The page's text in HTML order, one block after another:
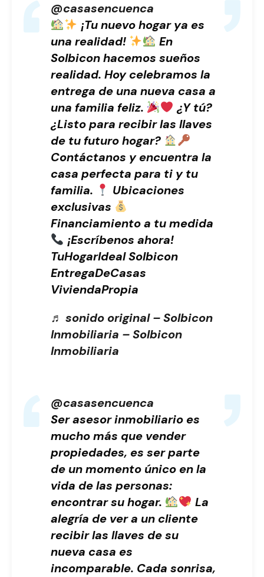
@casasencuenca
¡Tu nuevo hogar ya es
una realidad!
En
Solbicon hacemos sueños
realidad. Hoy celebramos la
entrega de una nueva casa a
una familia feliz.
¿Y tú?
¿Listo para recibir las llaves
de tu futuro hogar?
Contáctanos y encuentra la
casa perfecta para ti y tu
familia.
Ubicaciones
exclusivas
Financiamiento a tu medida
¡Escríbenos ahora!
TuHogarIdeal Solbicon
EntregaDeCasas
ViviendaPropia
♬ sonido original – Solbicon
Inmobiliaria – Solbicon
Inmobiliaria
@casasencuenca
Ser asesor inmobiliario es
mucho más que vender
propiedades, es ser parte
de un momento único en la
vida de las personas:
encontrar su hogar.
La
alegría de ver a un cliente
recibir las llaves de su
nueva casa es
incomparable. Cada sonrisa,